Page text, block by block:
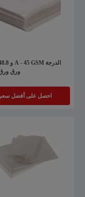
ورق
احصل على أفضل سعر